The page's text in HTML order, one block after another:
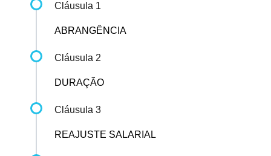
Cláusula 1
ABRANGÊNCIA
Cláusula 2
DURAÇÃO
Cláusula 3
REAJUSTE SALARIAL